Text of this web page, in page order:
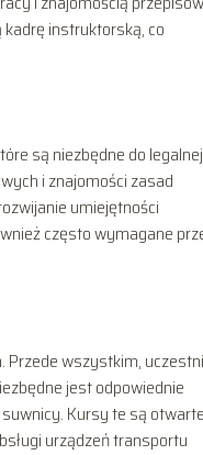
instruktorską, co
są niezbędne do legalnej
i znajomości zasad
umiejętności
często wymagane
Przede wszystkim,
jest odpowiednie
Kursy te są
urządzeń transportu